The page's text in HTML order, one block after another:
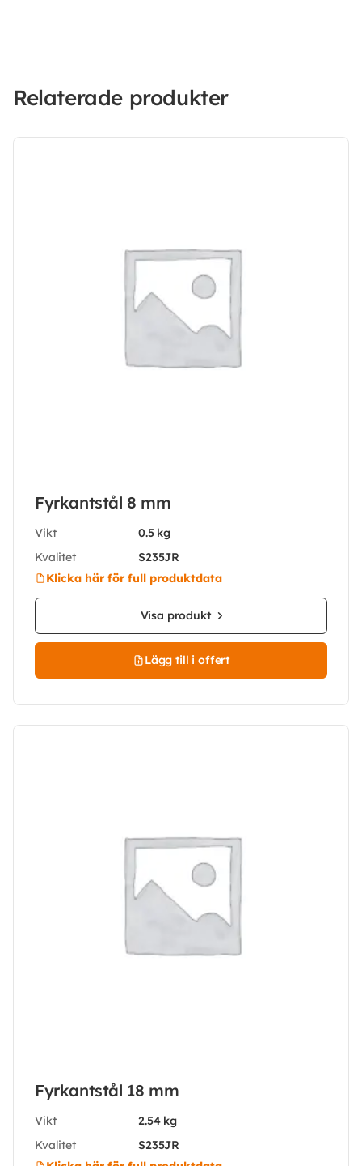
Relaterade produkter
Fyrkantstål 8 mm
Vikt
0.5 kg
Kvalitet
S235JR
Klicka här för full produktdata
Visa produkt
Lägg till i offert
Fyrkantstål 18 mm
Vikt
2.54 kg
Kvalitet
S235JR